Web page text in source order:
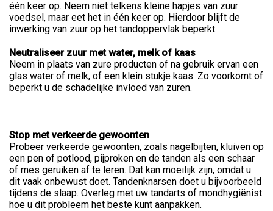
één keer op. Neem niet telkens kleine hapjes van zuur
voedsel, maar eet het in één keer op. Hierdoor blijft de
inwerking van zuur op het tandoppervlak beperkt.
Neutraliseer zuur met water, melk of kaas
Neem in plaats van zure producten of na gebruik ervan een
glas water of melk, of een klein stukje kaas. Zo voorkomt of
beperkt u de schadelijke invloed van zuren.
Stop met verkeerde gewoonten
Probeer verkeerde gewoonten, zoals nagelbijten, kluiven op
een pen of potlood, pijproken en de tanden als een schaar
of mes geruiken af te leren. Dat kan moeilijk zijn, omdat u
dit vaak onbewust doet. Tandenknarsen doet u bijvoorbeeld
tijdens de slaap. Overleg met uw tandarts of mondhygiënist
hoe u dit probleem het beste kunt aanpakken.